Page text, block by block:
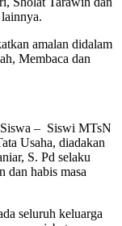
amalan didalam
Membaca dan
Siswa – Siswi MTsN
Usaha, diadakan
S. Pd selaku
dan habis masa
seluruh keluarga